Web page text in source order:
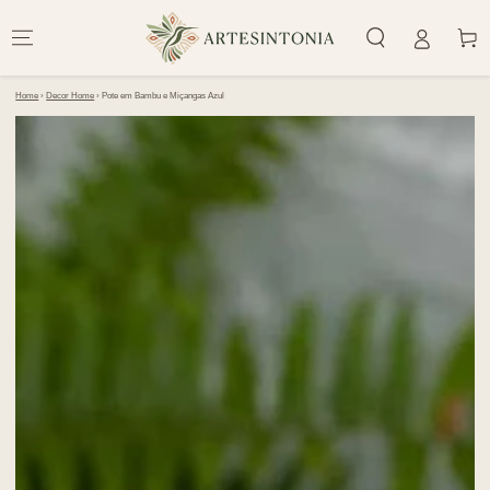
CONTEÚDO
Home › Decor Home › Pote em Bambu e Miçangas Azul
PULAR PARA
INFORMAÇÕES DO
PRODUTO